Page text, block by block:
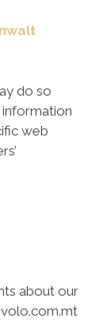
do so
web
about our